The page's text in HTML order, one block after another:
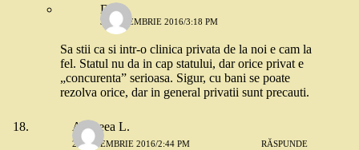
Deea
3 SEPTEMBRIE 2016/3:18 PM
Sa stii ca si intr-o clinica privata de la noi e cam la
fel. Statul nu da in cap statului, dar orice privat e
„concurenta” serioasa. Sigur, cu bani se poate
rezolva orice, dar in general privatii sunt precauti.
Andreea L.
2 SEPTEMBRIE 2016/2:44 PM RĂSPUNDE